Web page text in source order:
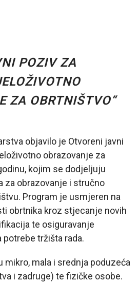
POZIV ZA
ZA OBRTNIŠTVO“
objavilo je Otvoreni javni
obrazovanje za
kojim se dodjeljuju
za obrazovanje i stručno
Program je usmjeren na
obrtnika kroz stjecanje novih
te osiguravanje
potrebe tržišta rada.
mikro, mala i srednja poduzeća
i zadruge) te fizičke osobe.